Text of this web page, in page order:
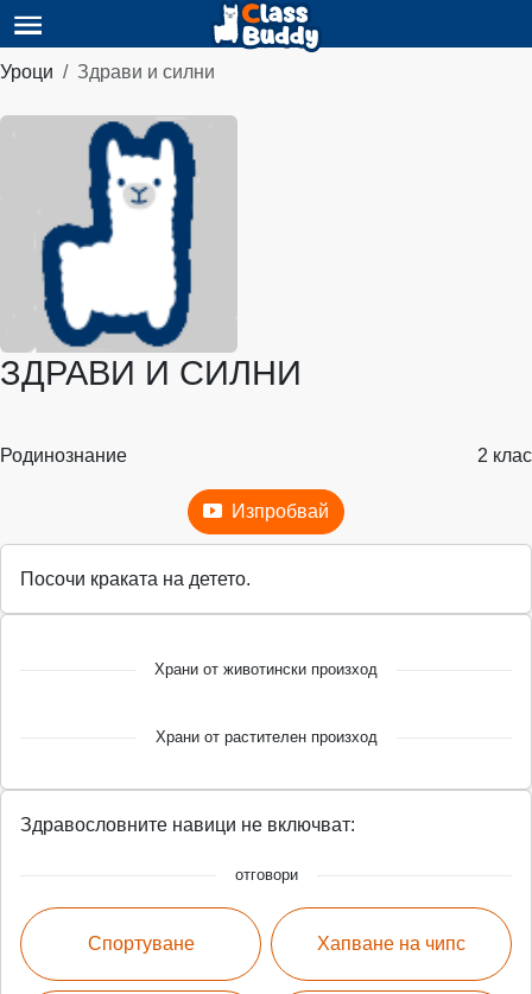
Уроци Здрави и силни
ЗДРАВИ И СИЛНИ
Родинознание 2 клас
Изпробвай
Посочи краката на детето.
Храни от животински произход
Храни от растителен произход
Здравословните навици не включват:
отговори
Спортуване Хапване на чипс